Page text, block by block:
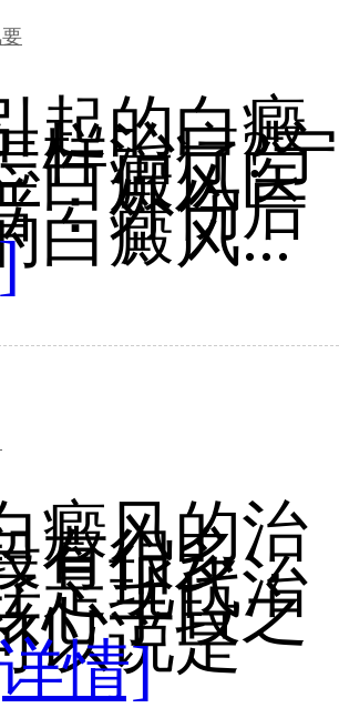
起的白癜
样治疗?宁
白癜风医
：外伤后
白癜风...
风的治
有很多，
是现代治
心手段之
以说是
情]